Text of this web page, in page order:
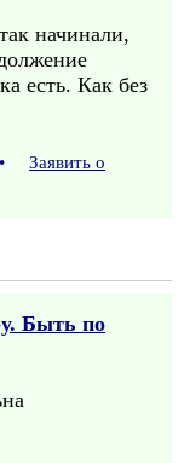
начинали,
есть. Как без
•
Заявить о
Быть по